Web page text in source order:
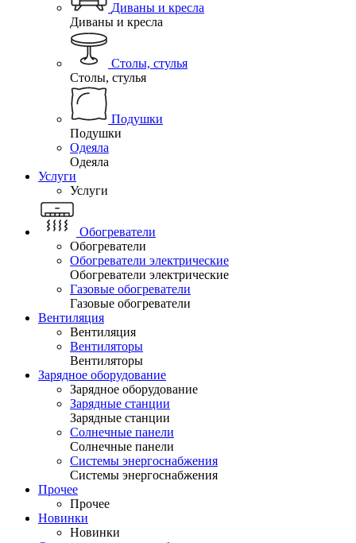
Диваны и кресла
Диваны и кресла
Столы, стулья
Столы, стулья
Подушки
Подушки
Одеяла
Одеяла
Услуги
Услуги
Обогреватели
Обогреватели
Обогреватели электрические
Обогреватели электрические
Газовые обогреватели
Газовые обогреватели
Вентиляция
Вентиляция
Вентиляторы
Вентиляторы
Зарядное оборудование
Зарядное оборудование
Зарядные станции
Зарядные станции
Солнечные панели
Солнечные панели
Системы энергоснабжения
Системы энергоснабжения
Прочее
Прочее
Новинки
Новинки